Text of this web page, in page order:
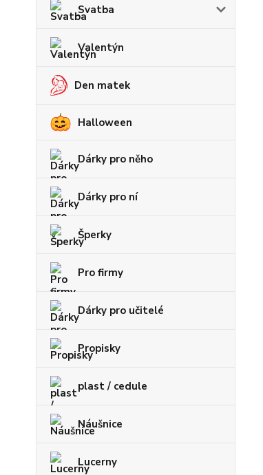
Svatba
Valentýn
Den matek
Halloween
Dárky pro něho
Dárky pro ní
Šperky
Pro firmy
Dárky pro učitelé
Propisky
plast / cedule
Náušnice
Lucerny